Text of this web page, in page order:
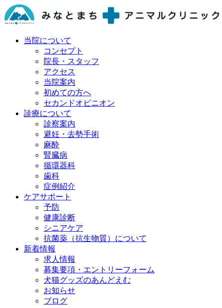
当院について
コンセプト
院長・スタッフ
アクセス
当院案内
初めての方へ
セカンドオピニオン
診療について
診察案内
避妊・去勢手術
麻酔
腎臓病
循環器科
歯科
症例紹介
ケアサポート
予防
健康診断
シニアケア
抗菌薬（抗生物質）について
新着情報
求人情報
募集要項・エントリーフォーム
犬猫グッズのあんどえむ
お知らせ
ブログ